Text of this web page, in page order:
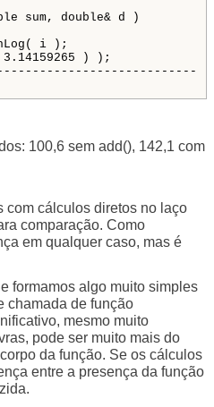
sum, double& d )
i );
) );
100,6 sem add(), 142,1 com
com cálculos diretos no laço
comparação. Como
em qualquer caso, mas é
formamos algo muito simples
chamada de função
mesmo muito
pode ser muito mais do
da função. Se os cálculos
entre a presença da função